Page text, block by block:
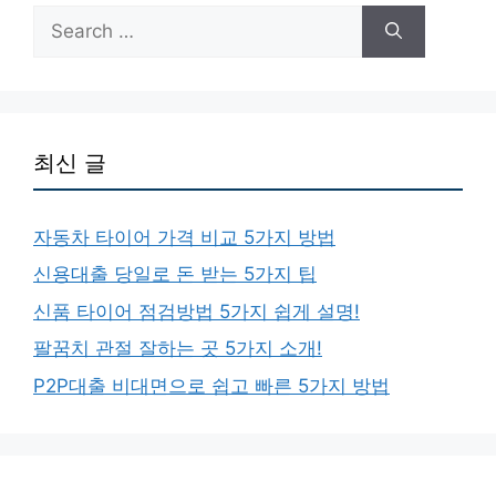
for:
최신 글
자동차 타이어 가격 비교 5가지 방법
신용대출 당일로 돈 받는 5가지 팁
신품 타이어 점검방법 5가지 쉽게 설명!
팔꿈치 관절 잘하는 곳 5가지 소개!
P2P대출 비대면으로 쉽고 빠른 5가지 방법